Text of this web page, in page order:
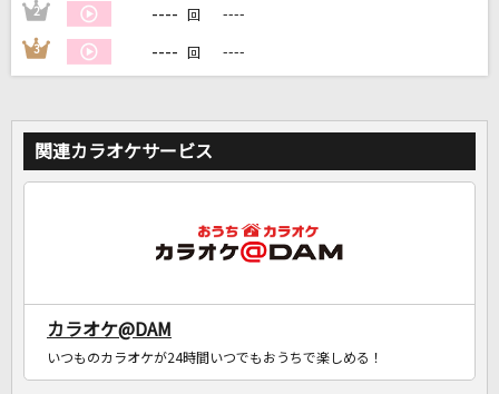
2 ---- 回 ----
3 ---- 回 ----
関連カラオケサービス
カラオケ@DAM
いつものカラオケが24時間いつでもおうちで楽しめる！